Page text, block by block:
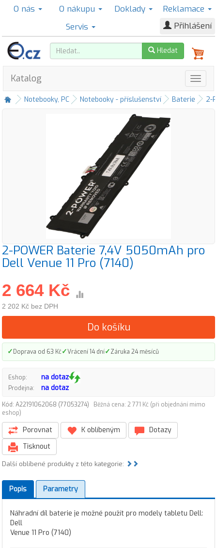
O nás O nákupu Doklady
Reklamace
Servis
Přihlášení
Hledat
Katalog
Notebooky, PC Notebooky - příslušenství Baterie 2-
2-POWER Baterie 7,4V 5050mAh pro
Dell Venue 11 Pro (7140)
2 664 Kč
2 202 Kč bez DPH
Do košíku
✓Doprava od 63 Kč✓Vrácení 14 dní✓Záruka 24 měsíců
Eshop: na dotaz
Prodejna: na dotaz
Kód: A22191062068 (77053274)
Běžná cena: 2 771 Kč (při objednání mimo
eshop)
Porovnat K oblíbeným
Dotazy
Tisknout
Další oblíbené produkty z této kategorie:
Popis Parametry
Náhradní díl baterie je možné použít pro modely tabletu Dell:
Dell
Venue 11 Pro (7140)